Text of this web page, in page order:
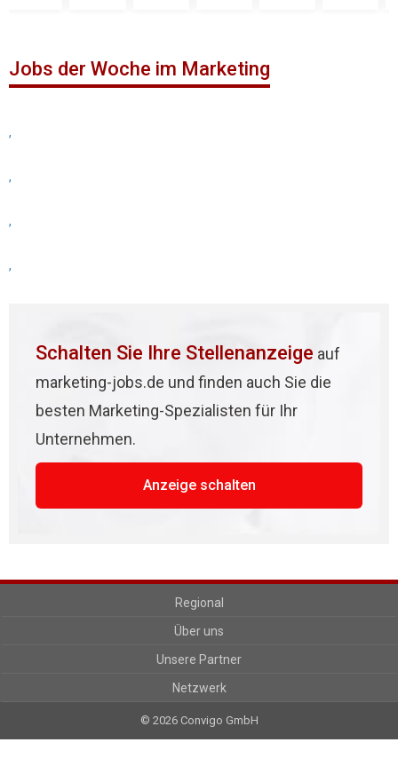
Jobs der Woche im Marketing
,
,
,
,
Schalten Sie Ihre Stellenanzeige auf
marketing-jobs.de und finden auch Sie die
besten Marketing-Spezialisten für Ihr
Unternehmen.
Anzeige schalten
Regional
Über uns
Unsere Partner
Netzwerk
© 2026 Convigo GmbH